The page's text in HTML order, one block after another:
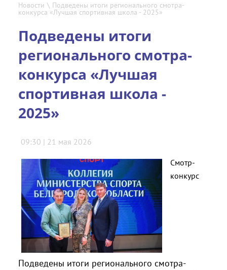
Новости \ Подведены итоги регионального смотра-
конкурса «Лучшая спортивная школа - 2025»
Подведены итоги
регионального смотра-
конкурса «Лучшая
спортивная школа -
2025»
09:30 | 21 мая 2026
Смотр-
конкурс
Подведены итоги регионального смотра-